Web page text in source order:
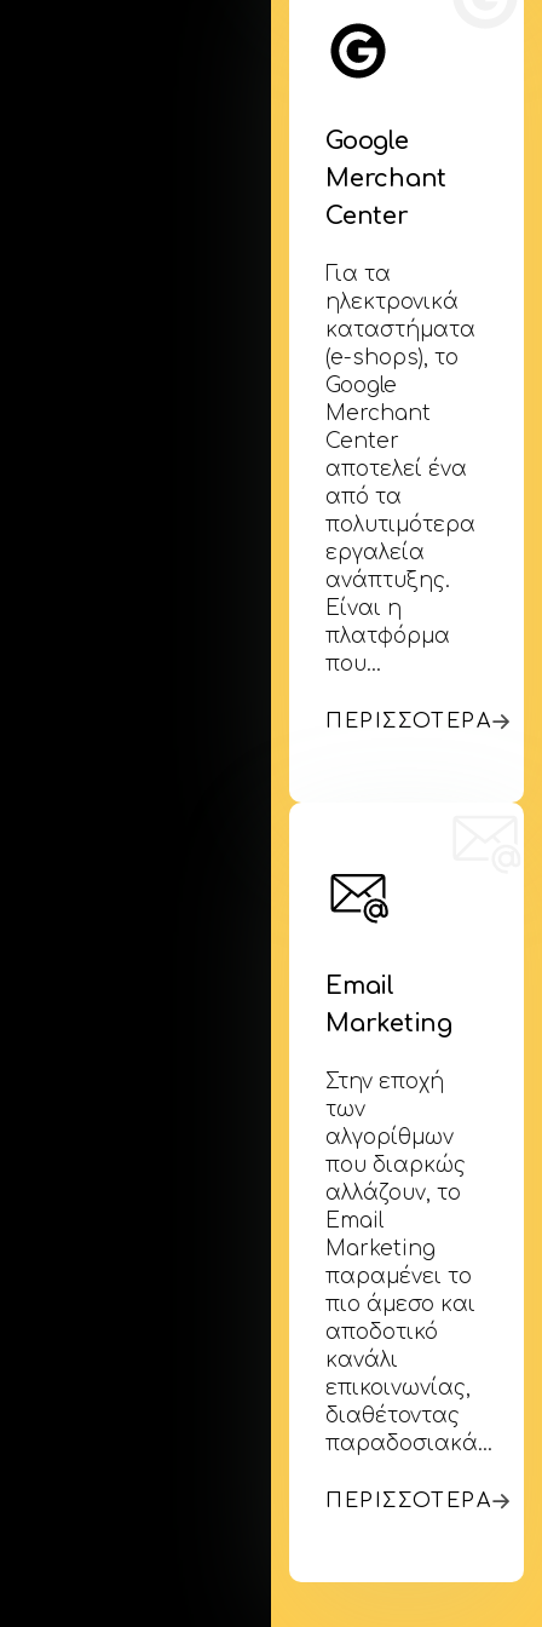
Google
Merchant
Center
Για τα
ηλεκτρονικά
καταστήματα
(e-shops), το
Google
Merchant
Center
αποτελεί ένα
από τα
πολυτιμότερα
εργαλεία
ανάπτυξης.
Είναι η
πλατφόρμα
που…
ΠΕΡΙΣΣΟΤΕΡΑ
Email
Marketing
Στην εποχή
των
αλγορίθμων
που διαρκώς
αλλάζουν, το
Email
Marketing
παραμένει το
πιο άμεσο και
αποδοτικό
κανάλι
επικοινωνίας,
διαθέτοντας
παραδοσιακά…
ΠΕΡΙΣΣΟΤΕΡΑ